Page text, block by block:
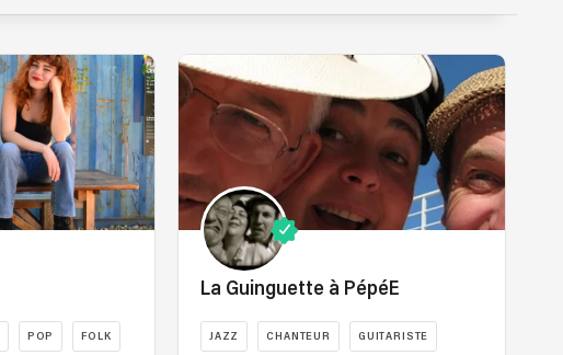
POP FOLK
La Guinguette à PépéE
JAZZ CHANTEUR GUITARISTE